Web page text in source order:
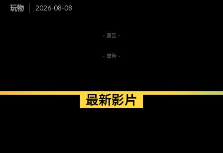
玩物 2026-08-08
- 廣告 -
- 廣告 -
最新影片